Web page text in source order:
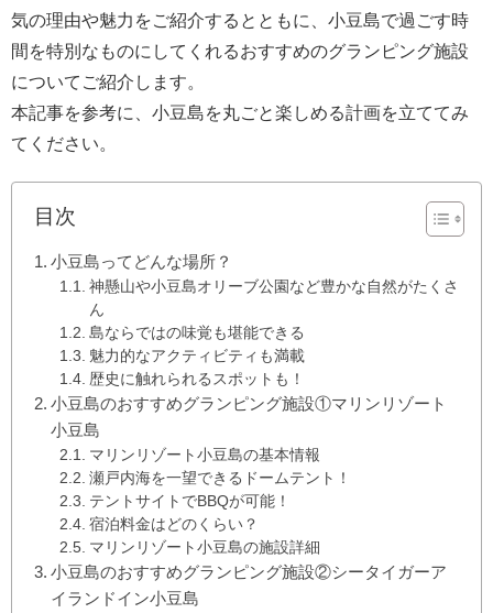
気の理由や魅力をご紹介するとともに、小豆島で過ごす時
間を特別なものにしてくれるおすすめのグランピング施設
についてご紹介します。
本記事を参考に、小豆島を丸ごと楽しめる計画を立ててみ
てください。
目次
小豆島ってどんな場所？
神懸山や小豆島オリーブ公園など豊かな自然がたくさ
ん
島ならではの味覚も堪能できる
魅力的なアクティビティも満載
歴史に触れられるスポットも！
小豆島のおすすめグランピング施設①マリンリゾート
小豆島
マリンリゾート小豆島の基本情報
瀬戸内海を一望できるドームテント！
テントサイトでBBQが可能！
宿泊料金はどのくらい？
マリンリゾート小豆島の施設詳細
小豆島のおすすめグランピング施設②シータイガーア
イランドイン小豆島